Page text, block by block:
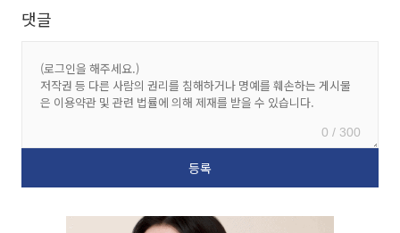
댓글
0 / 300